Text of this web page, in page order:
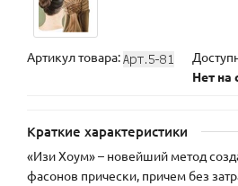
Артикул товара:
Нет на
Краткие характеристики
«Изи Хоум» – новейший метод
фасонов прически, причем без